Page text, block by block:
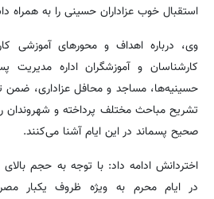
استقبال خوب عزاداران حسینی را به همراه
وی، درباره اهداف و محورهای آموزشی
حسینیه‌ها، مساجد و محافل عزاداری، ضمن
تشریح مباحث مختلف پرداخته و شهروندان
صحیح پسماند در این ایام آشنا می‌کنند.
اختردانش ادامه داد: با توجه به حجم
در ایام محرم به ویژه ظروف یکبار